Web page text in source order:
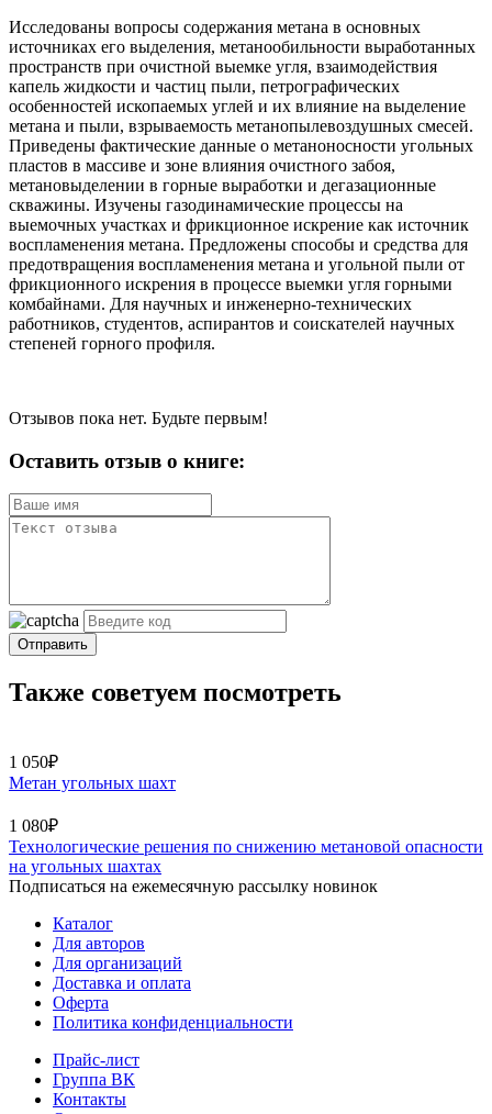
Исследованы вопросы содержания метана в основных
источниках его выделения, метанообильности выработанных
пространств при очистной выемке угля, взаимодействия
капель жидкости и частиц пыли, петрографических
особенностей ископаемых углей и их влияние на выделение
метана и пыли, взрываемость метанопылевоздушных смесей.
Приведены фактические данные о метаноносности угольных
пластов в массиве и зоне влияния очистного забоя,
метановыделении в горные выработки и дегазационные
скважины. Изучены газодинамические процессы на
выемочных участках и фрикционное искрение как источник
воспламенения метана. Предложены способы и средства для
предотвращения воспламенения метана и угольной пыли от
фрикционного искрения в процессе выемки угля горными
комбайнами. Для научных и инженерно-технических
работников, студентов, аспирантов и соискателей научных
степеней горного профиля.
Отзывов пока нет. Будьте первым!
Оставить отзыв о книге:
Отправить
Также советуем посмотреть
1 050₽
Метан угольных шахт
1 080₽
Технологические решения по снижению метановой опасности
на угольных шахтах
Подписаться на ежемесячную рассылку новинок
Каталог
Для авторов
Для организаций
Доставка и оплата
Оферта
Политика конфиденциальности
Прайс-лист
Группа ВК
Контакты